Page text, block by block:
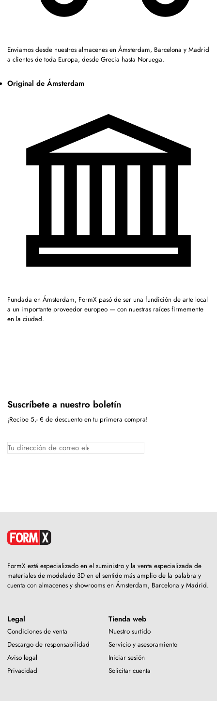
Enviamos desde nuestros almacenes en Ámsterdam, Barcelona y Madrid
a clientes de toda Europa, desde Grecia hasta Noruega.
Original de Ámsterdam
Fundada en Ámsterdam, FormX pasó de ser una fundición de arte local
a un importante proveedor europeo — con nuestras raíces firmemente
en la ciudad.
Suscríbete a nuestro boletín
¡Recibe 5,- € de descuento en tu primera compra!
FormX está especializado en el suministro y la venta especializada de
materiales de modelado 3D en el sentido más amplio de la palabra y
cuenta con almacenes y showrooms en Ámsterdam, Barcelona y Madrid.
Legal
Condiciones de venta
Descargo de responsabilidad
Aviso legal
Privacidad
Tienda web
Nuestro surtido
Servicio y asesoramiento
Iniciar sesión
Solicitar cuenta